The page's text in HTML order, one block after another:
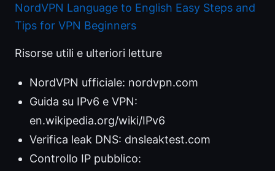
NordVPN Language to English Easy Steps and
Tips for VPN Beginners
Risorse utili e ulteriori letture
NordVPN ufficiale: nordvpn.com
Guida su IPv6 e VPN:
en.wikipedia.org/wiki/IPv6
Verifica leak DNS: dnsleaktest.com
Controllo IP pubblico: